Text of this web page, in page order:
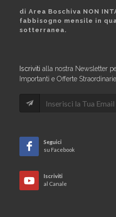
di Area Boschiva NON
fabbisogno mensile in
sotterranea.
Iscriviti alla nostra Newsletter
Importanti e Offerte
Seguici
su Facebook
Iscriviti
al Canale